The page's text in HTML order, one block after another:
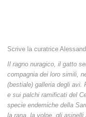
Scrive la curatrice
Il ragno nuragico, il gatto
compagnia dei loro simili,
(bestiale) galleria degli avi.
e sui palchi ramificati del
specie endemiche della
la rana, la volpe, gli